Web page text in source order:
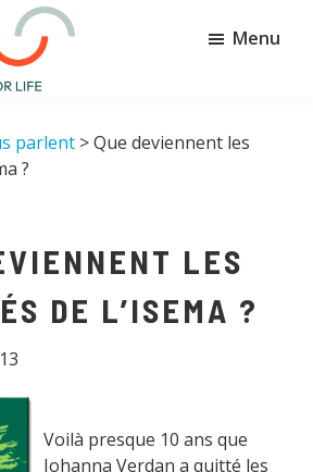
Menu
parlent > Que deviennent les
?
LES
DE L’ISEMA ?
Voilà presque 10 ans que
Johanna Verdan a quitté les